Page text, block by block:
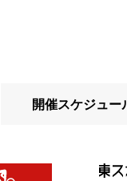
開催スケジュー